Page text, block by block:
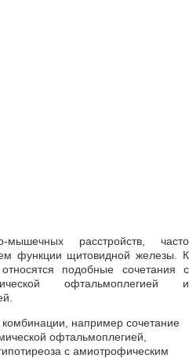
мышечных расстройств, часто
функции щитовидной железы. К
подобные сочетания с
офтальмоплегией и
например сочетание
офтальмоплегией,
с амиотрофическим